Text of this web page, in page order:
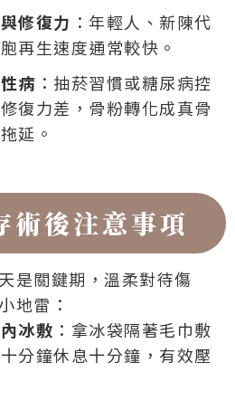
修復力 ：年輕人、新陳代
再生速度通常較快。
病 ：抽菸習慣或糖尿病控
復力差，骨粉轉化成真骨
延。
術後注意事項
是關鍵期，溫柔對待傷
地雷：
冰敷 ：拿冰袋隔著毛巾敷
分鐘休息十分鐘，有效壓